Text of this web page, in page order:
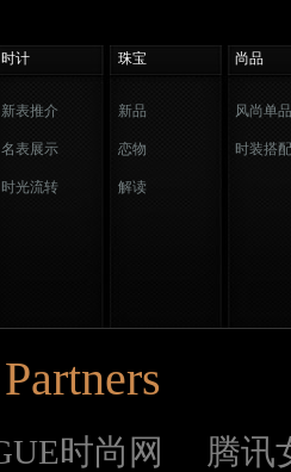
时计 珠宝 尚品
新表推介
名表展示
时光流转
新品
恋物
解读
风尚单品
时装搭配
时尚网
腾讯